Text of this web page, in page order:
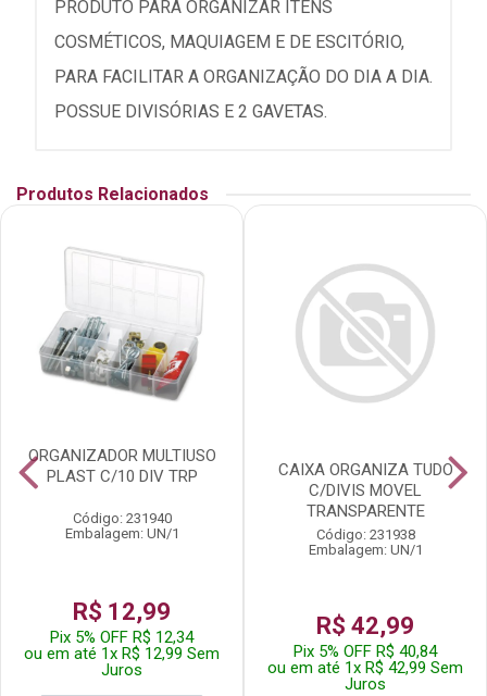
PRODUTO PARA ORGANIZAR ITENS
COSMÉTICOS, MAQUIAGEM E DE ESCITÓRIO,
PARA FACILITAR A ORGANIZAÇÃO DO DIA A DIA.
POSSUE DIVISÓRIAS E 2 GAVETAS.
Produtos Relacionados
ORGANIZADOR MULTIUSO
PLAST C/10 DIV TRP
Código: 231940
Embalagem: UN/1
R$ 12,99
Pix 5% OFF R$ 12,34
ou em até 1x R$ 12,99 Sem
Juros
CAIXA ORGANIZA TUDO
C/DIVIS MOVEL
TRANSPARENTE
Código: 231938
Embalagem: UN/1
R$ 42,99
Pix 5% OFF R$ 40,84
ou em até 1x R$ 42,99 Sem
Juros